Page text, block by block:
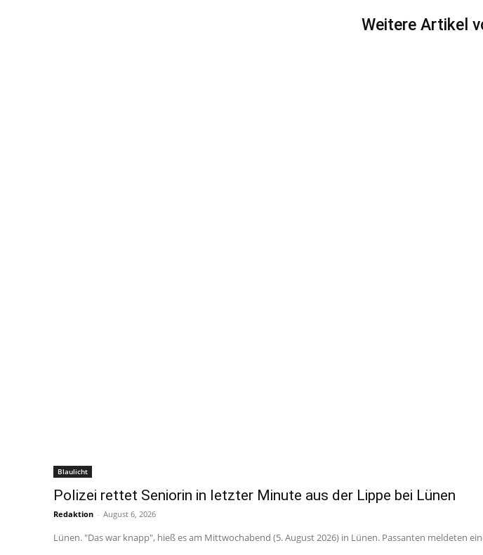
Weitere Artikel
Blaulicht
Polizei rettet Seniorin in letzter Minute aus der Lippe bei Lünen
Redaktion - August 6, 2026
Lünen. "Das war knapp", hieß es am Mittwochabend (5. August 2026) in Lünen. Passanten meldeten